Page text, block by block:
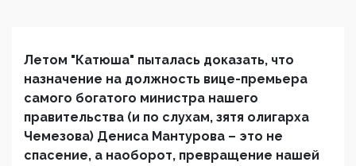
Летом "Катюша" пыталась доказать, что
назначение на должность вице-премьера
самого богатого министра нашего
правительства (и по слухам, зятя олигарха
Чемезова) Дениса Мантурова – это не
спасение, а наоборот, превращение нашей